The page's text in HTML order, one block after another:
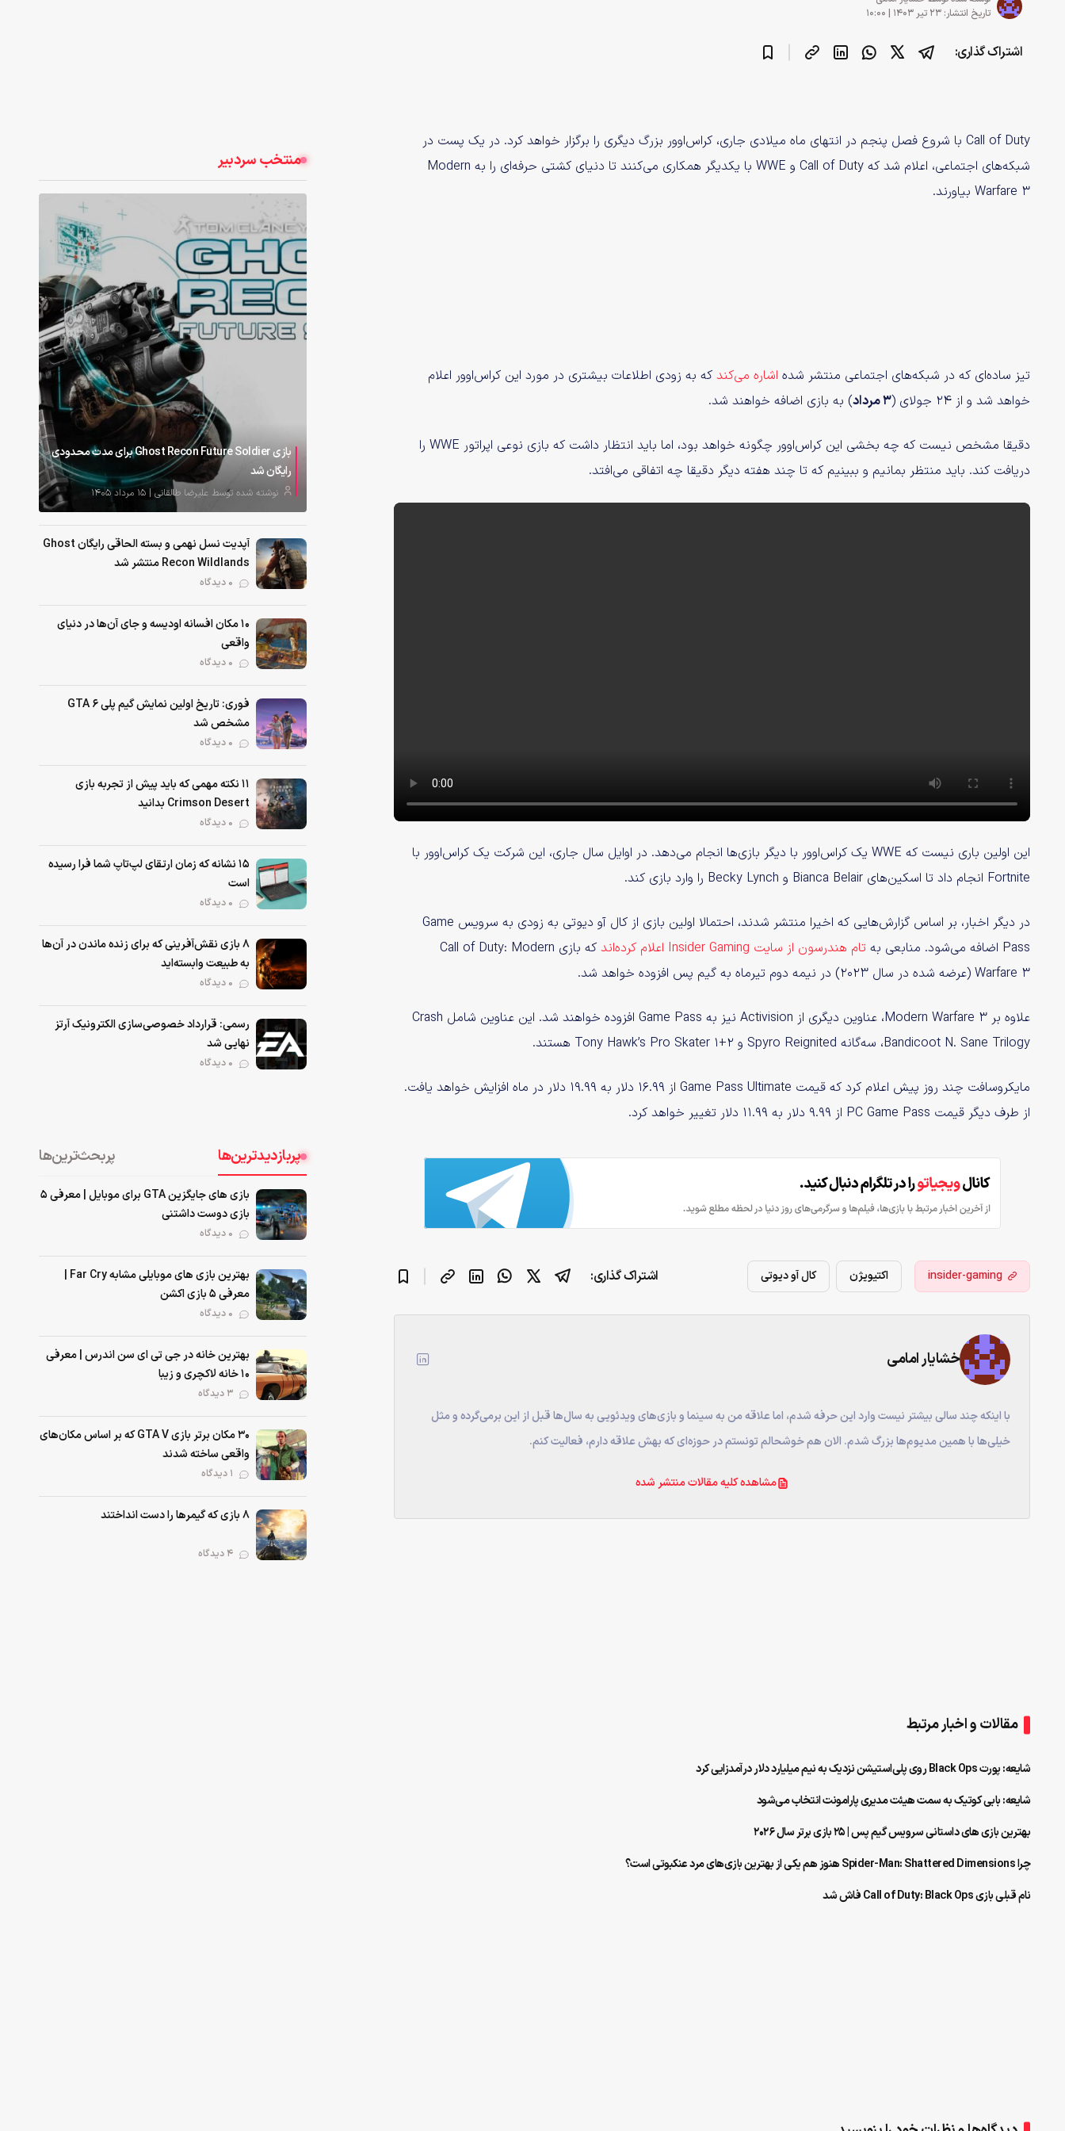
تاریخ انتشار: ۲۳ تیر ۱۴۰۳ | ۱۰:۰۰
اشتراک گذاری:
منتخب سردبیر
بازی Ghost Recon Future Soldier برای مدت محدودی
رایگان شد
نوشته شده توسط علیرضا طالقانی | ۱۵ مرداد ۱۴۰۵
آپدیت نسل نهمی و بسته الحاقی رایگان Ghost
Recon Wildlands منتشر شد
۱۰ مکان افسانه اودیسه و جای آن‌ها در دنیای
واقعی
فوری: تاریخ اولین نمایش گیم پلی GTA 6
مشخص شد
۱۱ نکته‌ مهمی که باید پیش از تجربه بازی
Crimson Desert بدانید
۱۵ نشانه که زمان ارتقای لپ‌تاپ شما فرا رسیده
است
۸ بازی نقش‌آفرینی که برای زنده ماندن در آن‌ها
به طبیعت وابسته‌اید
رسمی: قرارداد خصوصی‌سازی الکترونیک آرتز
نهایی شد
پربازدیدترین‌ها پربحث‌ترین‌ها
بازی های جایگزین GTA برای موبایل | معرفی ۵
بازی دوست داشتنی
بهترین بازی‌ های موبایلی مشابه Far Cry |
معرفی ۵ بازی اکشن
بهترین خانه در جی تی ای سن اندرس | معرفی
۱۰ خانه لاکچری و زیبا
۳۰ مکان برتر بازی GTA V که بر اساس مکان‌های
واقعی ساخته شدند
۸ بازی که گیمرها را دست انداختند
Call of Duty با شروع فصل پنجم در انتهای ماه میلادی جاری، کراس‌اوور بزرگ دیگری را برگزار خواهد کرد. در یک پست در
شبکه‌های اجتماعی، اعلام شد که Call of Duty و WWE با یکدیگر همکاری می‌کنند تا دنیای کشتی حرفه‌ای را به Modern
Warfare 3 بیاورند.
تیز ساده‌ای که در شبکه‌های اجتماعی منتشر شده اشاره می‌کند که به زودی اطلاعات بیشتری در مورد این کراس‌اوور اعلام
خواهد شد و از ۲۴ جولای (
۳ مرداد ) به بازی اضافه خواهند شد.
دقیقا مشخص نیست که چه بخشی این کراس‌اوور چگونه خواهد بود، اما باید انتظار داشت که بازی نوعی اپراتور WWE را
دریافت کند. باید منتظر بمانیم و ببینیم که تا چند هفته دیگر دقیقا چه اتفاقی می‌افتد.
این اولین باری نیست که WWE یک کراس‌اوور با دیگر بازی‌ها انجام می‌دهد. در اوایل سال جاری، این شرکت یک کراس‌اوور با
Fortnite انجام داد تا اسکین‌های Bianca Belair و Becky Lynch را وارد بازی کند.
در دیگر اخبار، بر اساس گزارش‌هایی که اخیرا منتشر شدند، احتمالا اولین بازی از کال آو دیوتی به زودی به سرویس Game
Pass اضافه می‌شود. منابعی به
تام هندرسون از سایت Insider Gaming اعلام کرده‌اند
که بازی Call of Duty: Modern
Warfare 3 (عرضه شده در سال ۲۰۲۳) در نیمه دوم تیرماه به گیم پس افزوده خواهد شد.
علاوه بر Modern Warfare 3، عناوین دیگری از Activision نیز به Game Pass افزوده خواهند شد. این عناوین شامل Crash
Bandicoot N. Sane Trilogy، سه‌گانه Spyro Reignited و Tony Hawk’s Pro Skater 1+2 هستند.
مایکروسافت چند روز پیش اعلام کرد که قیمت Game Pass Ultimate از ۱۶.۹۹ دلار به ۱۹.۹۹ دلار در ماه افزایش خواهد یافت.
از طرف دیگر قیمت PC Game Pass از ۹.۹۹ دلار به ۱۱.۹۹ دلار تغییر خواهد کرد.
insider-gaming اکتیویژن کال آو دیوتی اشتراک گذاری:
خشایار امامی
با اینکه چند سالی بیشتر نیست وارد این حرفه شدم، اما علاقه من به سینما و بازی‌های ویدئویی به سال‌ها قبل از این برمی‌گرده و مثل
خیلی‌ها با همین مدیوم‌ها بزرگ شدم. الان هم خوشحالم تونستم در حوزه‌ای که بهش علاقه دارم، فعالیت کنم.
مشاهده کلیه مقالات منتشر شده
مقالات و اخبار مرتبط
شایعه: پورت Black Ops روی پلی‌استیشن نزدیک به نیم میلیارد دلار درآمدزایی کرد
شایعه:‌ بابی کوتیک به سمت هیئت مدیری پارامونت انتخاب می‌شود
بهترین بازی‌ های داستانی سرویس گیم پس | ۲۵ بازی برتر سال ۲۰۲۶
چرا Spider-Man: Shattered Dimensions هنوز هم یکی از بهترین بازی‌های مرد عنکبوتی است؟
نام قبلی بازی Call of Duty: Black Ops فاش شد